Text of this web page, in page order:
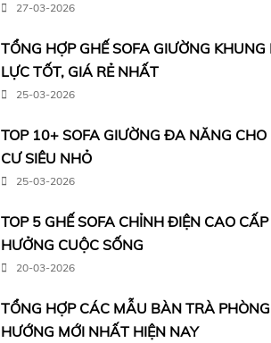
27-03-2026
TỔNG HỢP GHẾ SOFA GIƯỜNG
LỰC TỐT, GIÁ RẺ NHẤT
25-03-2026
TOP 10+ SOFA GIƯỜNG ĐA NĂNG
CƯ SIÊU NHỎ
25-03-2026
TOP 5 GHẾ SOFA CHỈNH ĐIỆN CAO
HƯỞNG CUỘC SỐNG
20-03-2026
TỔNG HỢP CÁC MẪU BÀN TRÀ
HƯỚNG MỚI NHẤT HIỆN NAY